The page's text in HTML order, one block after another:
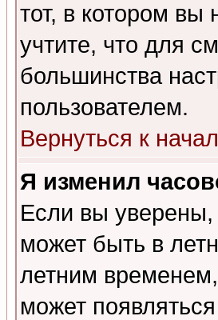
тот, в котором вы
учтите, что для
большинства
пользователем.
Вернуться к
Я изменил
Если вы уверены,
может быть в
летним временем,
может